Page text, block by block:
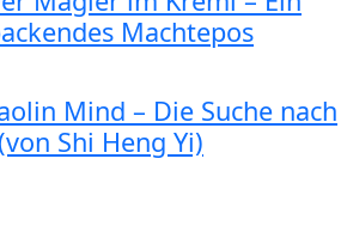
Machtepos
Mind – Die Suche nach
Shi Heng Yi)